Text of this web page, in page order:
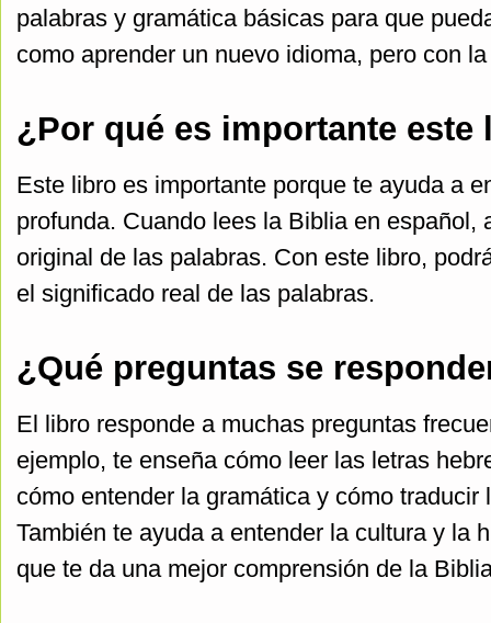
palabras y gramática básicas para que
como aprender un nuevo idioma, pero con
¿Por qué es importante este
Este libro es importante porque te ayuda a
profunda. Cuando lees la Biblia en
original de las palabras. Con este libro,
el significado real de las palabras.
¿Qué preguntas se
El libro responde a muchas preguntas
ejemplo, te enseña cómo leer las letras
cómo entender la gramática y cómo
También te ayuda a entender la cultura y la
que te da una mejor comprensión de la